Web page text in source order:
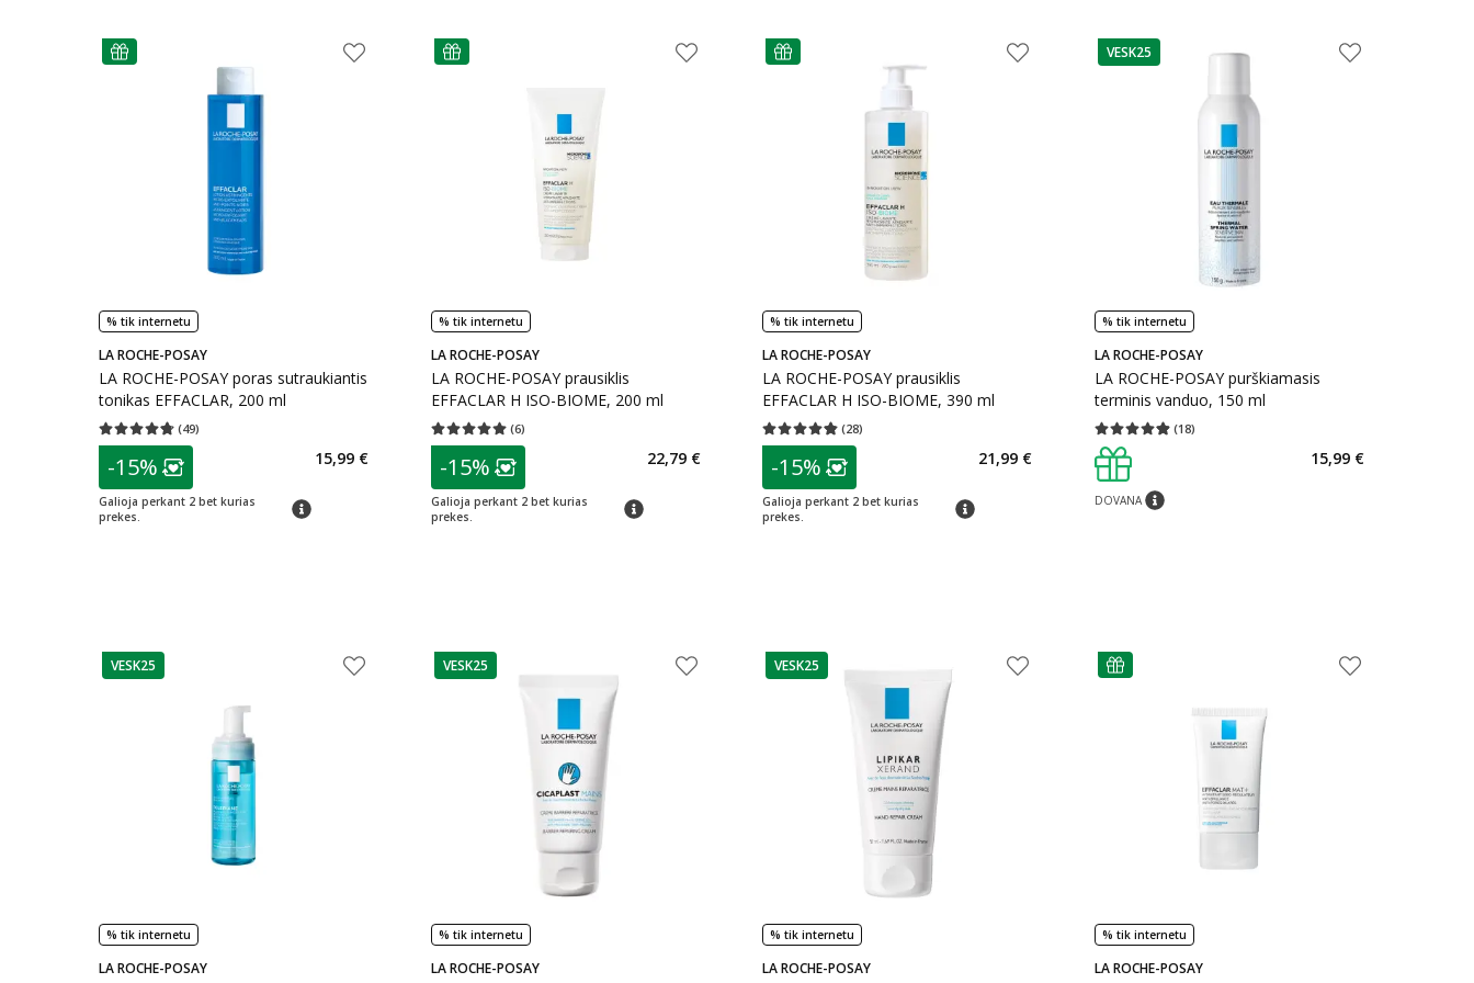
patarimas
% tik internetu
LA ROCHE-POSAY
LA ROCHE-POSAY poras sutraukiantis
tonikas EFFACLAR, 200 ml
(49)
Vidutinis įvertinimas 4.71
patarimas
Lojalumo klubo narių nuolaida:
-15%
Galioja perkant 2 bet kurias
prekes.
patarimas
15,99 €
patarimas
% tik internetu
LA ROCHE-POSAY
LA ROCHE-POSAY prausiklis
EFFACLAR H ISO-BIOME, 200 ml
(6)
Vidutinis įvertinimas 5.00
patarimas
Lojalumo klubo narių nuolaida:
-15%
Galioja perkant 2 bet kurias
prekes.
patarimas
22,79 €
patarimas
% tik internetu
LA ROCHE-POSAY
LA ROCHE-POSAY prausiklis
EFFACLAR H ISO-BIOME, 390 ml
(28)
Vidutinis įvertinimas 4.79
patarimas
Lojalumo klubo narių nuolaida:
-15%
Galioja perkant 2 bet kurias
prekes.
patarimas
21,99 €
patarimas
VESK25
% tik internetu
LA ROCHE-POSAY
LA ROCHE-POSAY purškiamasis
terminis vanduo, 150 ml
(18)
Vidutinis įvertinimas 4.89
DOVANApatarimas
15,99 €
patarimas
VESK25
% tik internetu
LA ROCHE-POSAY
patarimas
VESK25
% tik internetu
LA ROCHE-POSAY
patarimas
VESK25
% tik internetu
LA ROCHE-POSAY
patarimas
% tik internetu
LA ROCHE-POSAY